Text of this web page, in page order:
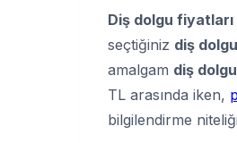
Diş dolgu
seçtiğiniz diş dolgu
amalgam diş
TL arasında iken,
bilgilendirme